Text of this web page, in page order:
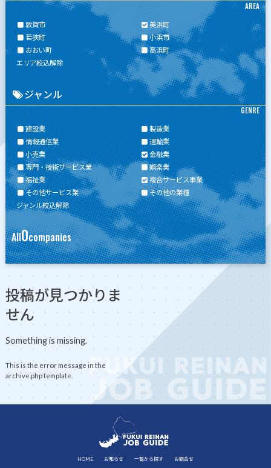
AREA
敦賀市
美浜町
若狭町
小浜市
おおい町
高浜町
エリア絞込解除
ジャンル
GENRE
建設業
製造業
情報通信業
運輸業
小売業
金融業
専門・技術サービス業
娯楽業
福祉業
複合サービス事業
その他サービス業
その他の業種
ジャンル絞込解除
All0companies
投稿が見つかりま
せん
Something is missing.
This is the error message in the
archive.php template.
HOME お知らせ 一覧から探す お問合せ